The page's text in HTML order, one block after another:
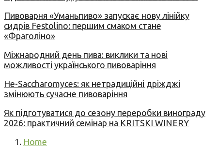
Пивоварня «Уманьпиво» запускає нову лінійку
сидрів Festolino: першим смаком стане
«Фраголіно»
Міжнародний день пива: виклики та нові
можливості українського пивоваріння
Не-Saccharomyces: як нетрадиційні дріжджі
змінюють сучасне пивоваріння
Як підготуватися до сезону переробки винограду
2026: практичний семінар на KRITSKI WINERY
Home